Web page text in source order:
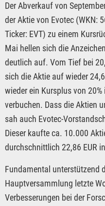
Der Abverkauf von
der Aktie von Evotec (WKN:
Ticker: EVT) zu einem
Mai hellen sich die
deutlich auf. Vom Tief bei
sich die Aktie auf wieder
wieder ein Kursplus von
verbuchen. Dass die Aktien
sah auch Evotec-
Dieser kaufte ca. 10.000
durchschnittlich 22,86 EUR
Fundamental unterstützend
Hauptversammlung letzte
Verbesserungen bei der